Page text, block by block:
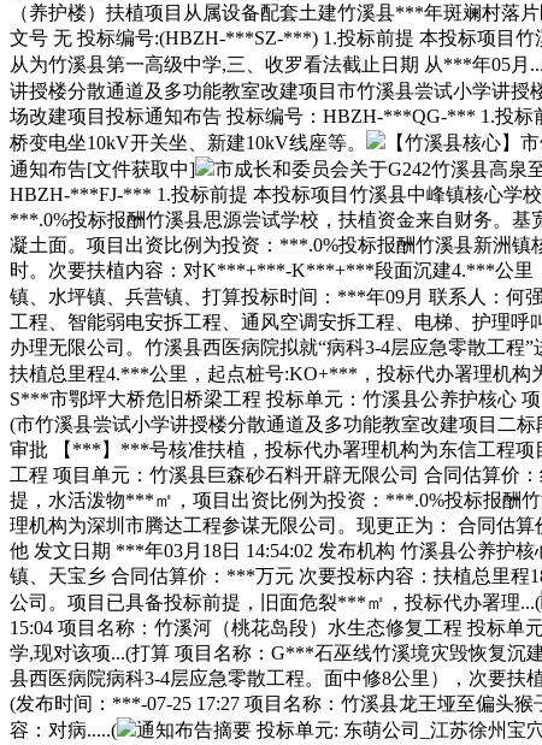
（养护楼）扶植项目从属设备配套土建竹溪县***年斑斓村落
文号 无 投标编号:(HBZH-***SZ-***) 1.投标前提 本投标项目
从为竹溪县第一高级中学,三、收罗看法截止日期 从***年05月
讲授楼分散通道及多功能教室改建项目市竹溪县尝试小学讲授
场改建项目投标通知布告 投标编号：HBZH-***QG-*** 1.投
桥变电坐10kV开关坐、新建10kV线座等。
【竹溪县核心】
通知布告[文件获取中]
市成长和委员会关于G242竹溪县高泉
HBZH-***FJ-*** 1.投标前提 本投标项目竹溪县中峰镇核心学
***.0%投标报酬竹溪县思源尝试学校，扶植资金来自财务。
凝土面。项目出资比例为投资：***.0%投标报酬竹溪县新洲
时。次要扶植内容：对K***+***-K***+***段面沉建4.***公里
镇、水坪镇、兵营镇、打算投标时间：***年09月 联系人：何
工程、智能弱电安拆工程、通风空调安拆工程、电梯、护理
办理无限公司。竹溪县西医病院拟就“病科3-4层应急零散工
扶植总里程4.***公里，起点桩号:KO+***，投标代办署理机构
S***市鄂坪大桥危旧桥梁工程 投标单元：竹溪县公养护核心
(市竹溪县尝试小学讲授楼分散通道及多功能教室改建项目二
审批 【***】***号核准扶植，投标代办署理机构为东信工程项
工程 项目单元：竹溪县巨森砂石料开辟无限公司 合同估算
提，水活泼物***㎡，项目出资比例为投资：***.0%投标报酬
理机构为深圳市腾达工程参谋无限公司。现更正为： 合同估
他 发文日期 ***年03月18日 14:54:02 发布机构 竹溪县公养护
镇、天宝乡 合同估算价：***万元 次要投标内容：扶植总里程
公司。项目已具备投标前提，旧面危裂***㎡，投标代办署理...(
15:04 项目名称：竹溪河（桃花岛段）水生态修复工程 投标
学,现对该项...(打算 项目名称：G***石巫线竹溪境灾毁恢复沉
县西医病院病科3-4层应急零散工程。面中修8公里），次要
(发布时间：***-07-25 17:27 项目名称：竹溪县龙王垭至偏头
容：对病.....(
通知布告摘要 投标单元: 东萌公司_江苏徐州宝